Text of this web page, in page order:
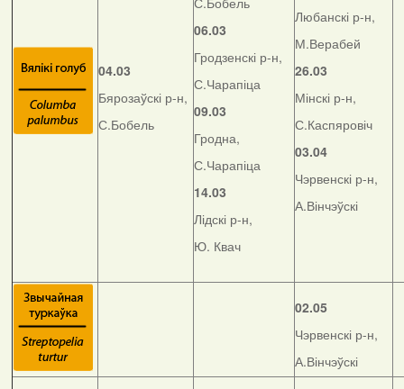
04.03
Бярозаўскі р-н,
С.Бобель
06.03
Гродзенскі р-н,
С.Чарапіца
09.03
Гродна,
С.Чарапіца
14.03
Лідскі р-н,
Ю. Квач
Любанскі р-н,
М.Верабей
26.03
Мінскі р-н,
С.Каспяровіч
03.04
Чэрвенскі р-н,
А.Вінчэўскі
02.05
Чэрвенскі р-н,
А.Вінчэўскі